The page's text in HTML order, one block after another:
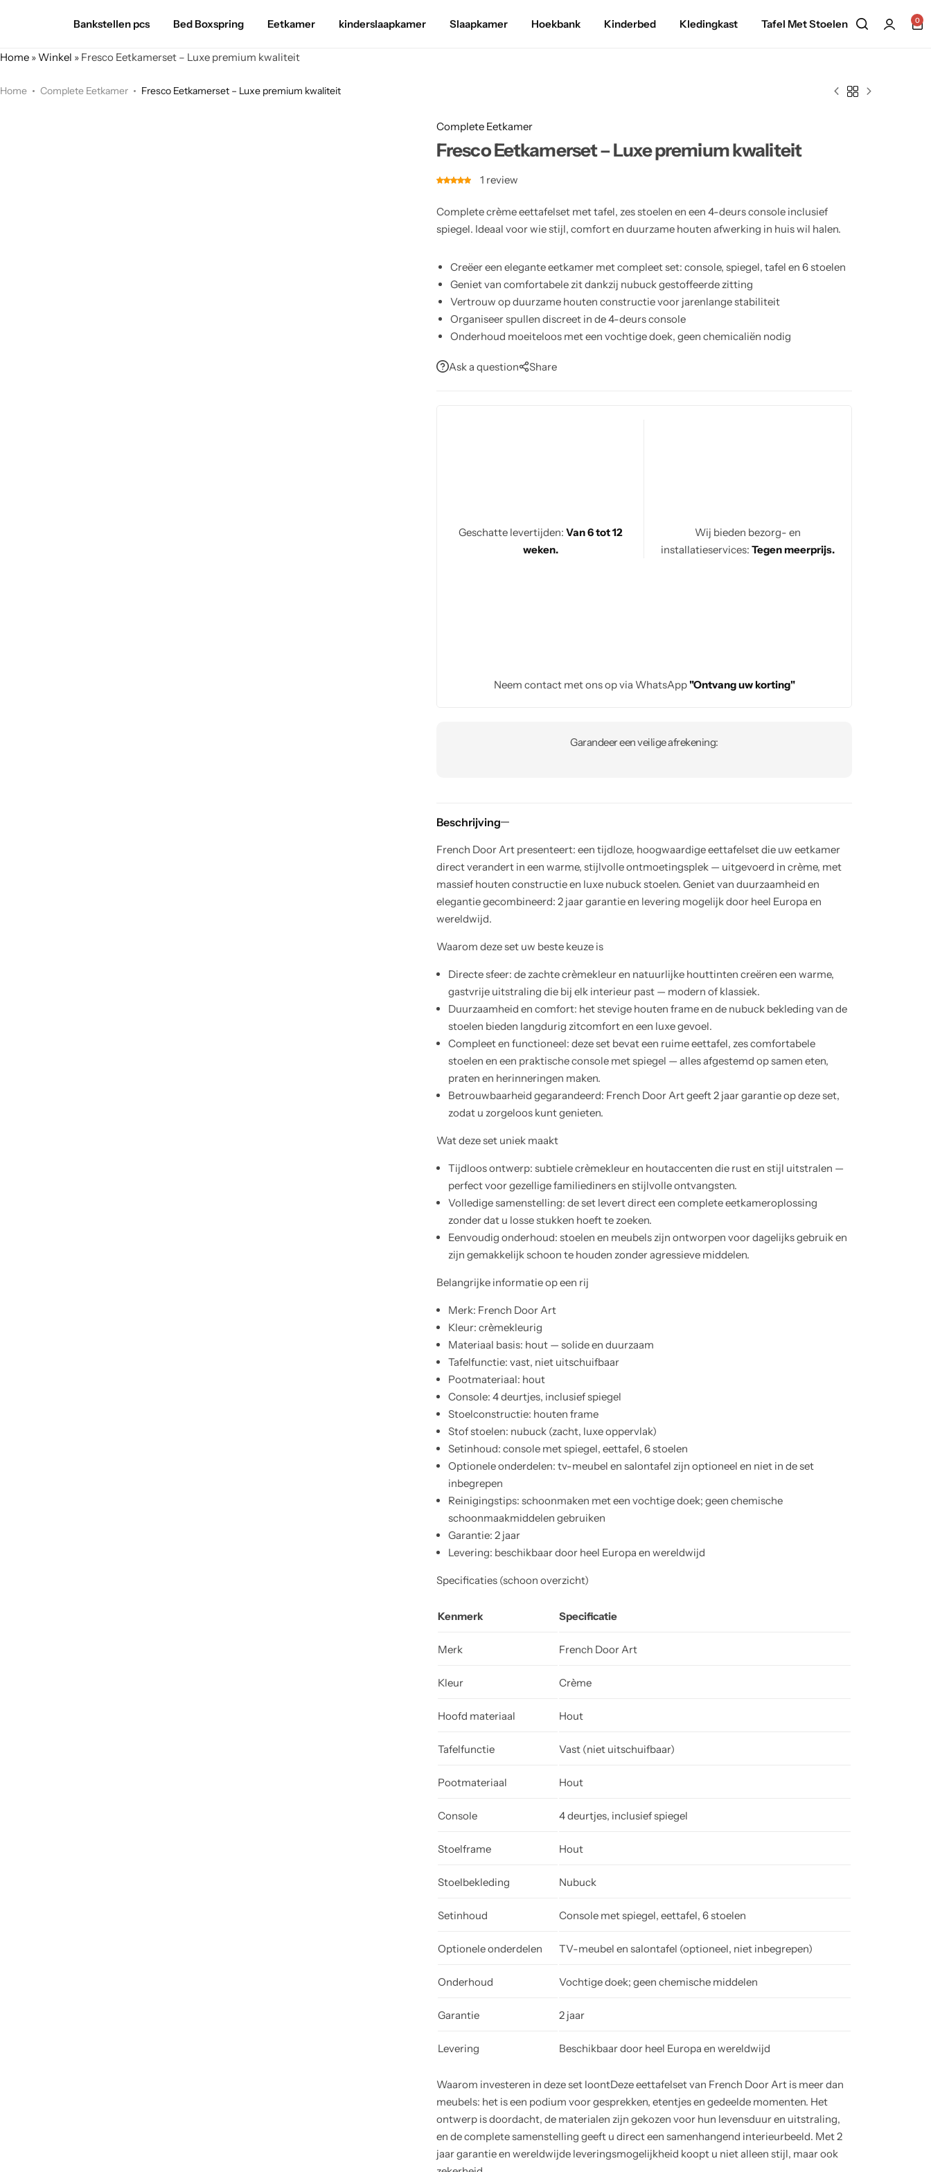
Bankstellen pcs Bed Boxspring Eetkamer kinderslaapkamer Slaapkamer Hoekbank Kinderbed Kledingkast Tafel Met Stoelen 0
Home »Winkel » Fresco Eetkamerset – Luxe premium kwaliteit
Home Complete Eetkamer Fresco Eetkamerset – Luxe premium kwaliteit
Complete Eetkamer
Fresco Eetkamerset – Luxe premium kwaliteit
1 review
Complete crème eettafelset met tafel, zes stoelen en een 4-deurs console inclusief
spiegel. Ideaal voor wie stijl, comfort en duurzame houten afwerking in huis wil halen.
Creëer een elegante eetkamer met compleet set: console, spiegel, tafel en 6 stoelen
Geniet van comfortabele zit dankzij nubuck gestoffeerde zitting
Vertrouw op duurzame houten constructie voor jarenlange stabiliteit
Organiseer spullen discreet in de 4-deurs console
Onderhoud moeiteloos met een vochtige doek, geen chemicaliën nodig
Breid inrichting uit met optionele tv-unit en salontafel
Ask a question Share
Geschatte levertijden: Van 6 tot 12
weken.
Wij bieden bezorg- en
installatieservices: Tegen meerprijs.
Neem contact met ons op via WhatsApp"Ontvang uw korting"
Garandeer een veilige afrekening:
Beschrijving
French Door Art presenteert: een tijdloze, hoogwaardige eettafelset die uw eetkamer
direct verandert in een warme, stijlvolle ontmoetingsplek — uitgevoerd in crème, met
massief houten constructie en luxe nubuck stoelen. Geniet van duurzaamheid en
elegantie gecombineerd: 2 jaar garantie en levering mogelijk door heel Europa en
wereldwijd.
Waarom deze set uw beste keuze is
Directe sfeer: de zachte crèmekleur en natuurlijke houttinten creëren een warme,
gastvrije uitstraling die bij elk interieur past — modern of klassiek.
Duurzaamheid en comfort: het stevige houten frame en de nubuck bekleding van de
stoelen bieden langdurig zitcomfort en een luxe gevoel.
Compleet en functioneel: deze set bevat een ruime eettafel, zes comfortabele
stoelen en een praktische console met spiegel — alles afgestemd op samen eten,
praten en herinneringen maken.
Betrouwbaarheid gegarandeerd: French Door Art geeft 2 jaar garantie op deze set,
zodat u zorgeloos kunt genieten.
Wat deze set uniek maakt
Tijdloos ontwerp: subtiele crèmekleur en houtaccenten die rust en stijl uitstralen —
perfect voor gezellige familiediners en stijlvolle ontvangsten.
Volledige samenstelling: de set levert direct een complete eetkameroplossing
zonder dat u losse stukken hoeft te zoeken.
Eenvoudig onderhoud: stoelen en meubels zijn ontworpen voor dagelijks gebruik en
zijn gemakkelijk schoon te houden zonder agressieve middelen.
Belangrijke informatie op een rij
Merk: French Door Art
Kleur: crèmekleurig
Materiaal basis: hout — solide en duurzaam
Tafelfunctie: vast, niet uitschuifbaar
Pootmateriaal: hout
Console: 4 deurtjes, inclusief spiegel
Stoelconstructie: houten frame
Stof stoelen: nubuck (zacht, luxe oppervlak)
Setinhoud: console met spiegel, eettafel, 6 stoelen
Optionele onderdelen: tv-meubel en salontafel zijn optioneel en niet in de set
inbegrepen
Reinigingstips: schoonmaken met een vochtige doek; geen chemische
schoonmaakmiddelen gebruiken
Garantie: 2 jaar
Levering: beschikbaar door heel Europa en wereldwijd
Specificaties (schoon overzicht)
Kenmerk Specificatie
Merk French Door Art
Kleur Crème
Hoofd materiaal Hout
Tafelfunctie Vast (niet uitschuifbaar)
Pootmateriaal Hout
Console 4 deurtjes, inclusief spiegel
Stoelframe Hout
Stoelbekleding Nubuck
Setinhoud Console met spiegel, eettafel, 6 stoelen
Optionele onderdelen TV-meubel en salontafel (optioneel, niet inbegrepen)
Onderhoud Vochtige doek; geen chemische middelen
Garantie 2 jaar
Levering Beschikbaar door heel Europa en wereldwijd
Waarom investeren in deze set loontDeze eettafelset van French Door Art is meer dan
meubels: het is een podium voor gesprekken, etentjes en gedeelde momenten. Het
ontwerp is doordacht, de materialen zijn gekozen voor hun levensduur en uitstraling,
en de complete samenstelling geeft u direct een samenhangend interieurbeeld. Met 2
jaar garantie en wereldwijde leveringsmogelijkheid koopt u niet alleen stijl, maar ook